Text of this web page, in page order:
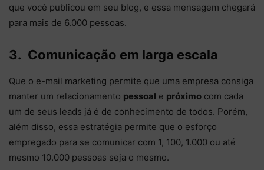
que você publicou em seu blog, e essa mensagem chegará
para mais de 6.000 pessoas.
3. Comunicação em larga escala
Que o e-mail marketing permite que uma empresa consiga
manter um relacionamento pessoal e próximo com cada
um de seus leads já é de conhecimento de todos. Porém,
além disso, essa estratégia permite que o esforço
empregado para se comunicar com 1, 100, 1.000 ou até
mesmo 10.000 pessoas seja o mesmo.